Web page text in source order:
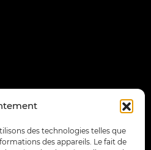
des technologies telles que
des appareils. Le fait de